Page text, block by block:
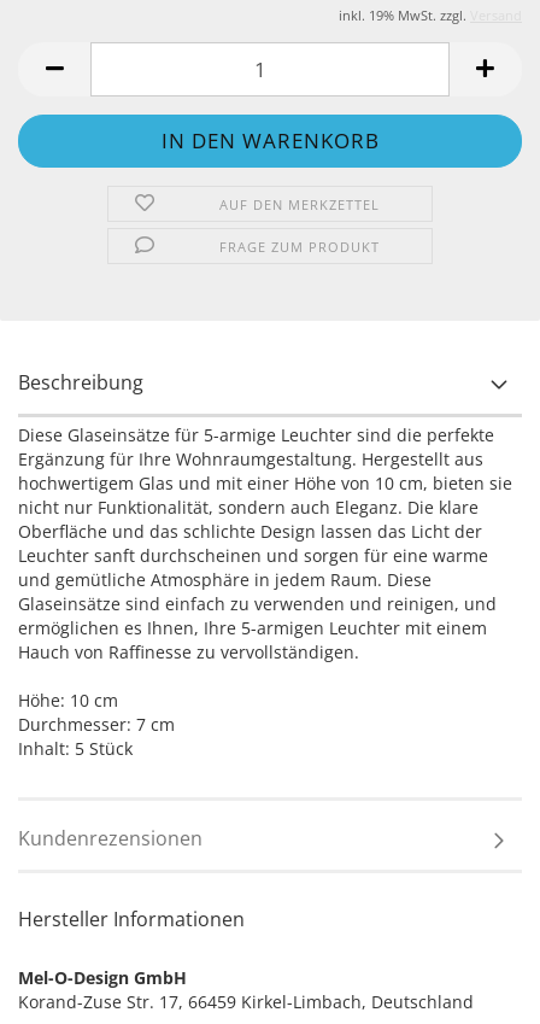
inkl. 19% MwSt. zzgl.
AUF DEN MERKZETTEL
FRAGE ZUM PRODUKT
Beschreibung
Diese Glaseinsätze für 5-armige Leuchter sind die perfekte
Ergänzung für Ihre Wohnraumgestaltung. Hergestellt aus
hochwertigem Glas und mit einer Höhe von 10 cm, bieten sie
nicht nur Funktionalität, sondern auch Eleganz. Die klare
Oberfläche und das schlichte Design lassen das Licht der
Leuchter sanft durchscheinen und sorgen für eine warme
und gemütliche Atmosphäre in jedem Raum. Diese
Glaseinsätze sind einfach zu verwenden und reinigen, und
ermöglichen es Ihnen, Ihre 5-armigen Leuchter mit einem
Hauch von Raffinesse zu vervollständigen.
Höhe: 10 cm
Durchmesser: 7 cm
Inhalt: 5 Stück
Kundenrezensionen
Hersteller Informationen
Mel-O-Design GmbH
Korand-Zuse Str. 17, 66459 Kirkel-Limbach, Deutschland